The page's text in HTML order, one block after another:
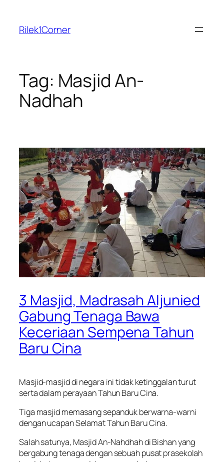
content
Rilek1Corner
Tag: Masjid An-
Nadhah
3 Masjid, Madrasah Aljunied
Gabung Tenaga Bawa
Keceriaan Sempena Tahun
Baru Cina
Masjid-masjid di negara ini tidak ketinggalan turut
serta dalam perayaan Tahun Baru Cina.
Tiga masjid memasang sepanduk berwarna-warni
dengan ucapan Selamat Tahun Baru Cina.
Salah satunya, Masjid An-Nahdhah di Bishan yang
bergabung tenaga dengan sebuah pusat prasekolah